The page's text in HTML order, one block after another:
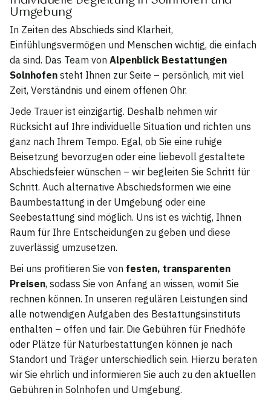
Umgebung
In Zeiten des Abschieds sind Klarheit,
Einfühlungsvermögen und Menschen wichtig, die einfach
da sind. Das Team von Alpenblick Bestattungen
Solnhofen steht Ihnen zur Seite – persönlich, mit viel
Zeit, Verständnis und einem offenen Ohr.
Jede Trauer ist einzigartig. Deshalb nehmen wir
Rücksicht auf Ihre individuelle Situation und richten uns
ganz nach Ihrem Tempo. Egal, ob Sie eine ruhige
Beisetzung bevorzugen oder eine liebevoll gestaltete
Abschiedsfeier wünschen – wir begleiten Sie Schritt für
Schritt. Auch alternative Abschiedsformen wie eine
Baumbestattung in der Umgebung oder eine
Seebestattung sind möglich. Uns ist es wichtig, Ihnen
Raum für Ihre Entscheidungen zu geben und diese
zuverlässig umzusetzen.
Bei uns profitieren Sie von festen, transparenten
Preisen, sodass Sie von Anfang an wissen, womit Sie
rechnen können. In unseren regulären Leistungen sind
alle notwendigen Aufgaben des Bestattungsinstituts
enthalten – offen und fair. Die Gebühren für Friedhöfe
oder Plätze für Naturbestattungen können je nach
Standort und Träger unterschiedlich sein. Hierzu beraten
wir Sie ehrlich und informieren Sie auch zu den aktuellen
Gebühren in Solnhofen und Umgebung.